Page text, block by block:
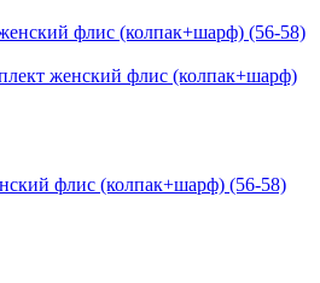
женский флис (колпак+шарф)
флис (колпак+шарф) (56-58)